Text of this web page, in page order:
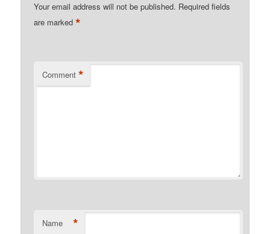
Your email address will not be published. Required fields
are marked*
Comment *
Name *